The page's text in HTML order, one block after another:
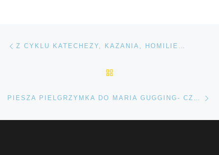
Przeglądanie Wpisów
Z CYKLU KATECHEZY, KAZANIA, HOMILIE…
PIESZA PIELGRZYMKA DO MARIA GUGGING- CZERWIEC 2026 R.